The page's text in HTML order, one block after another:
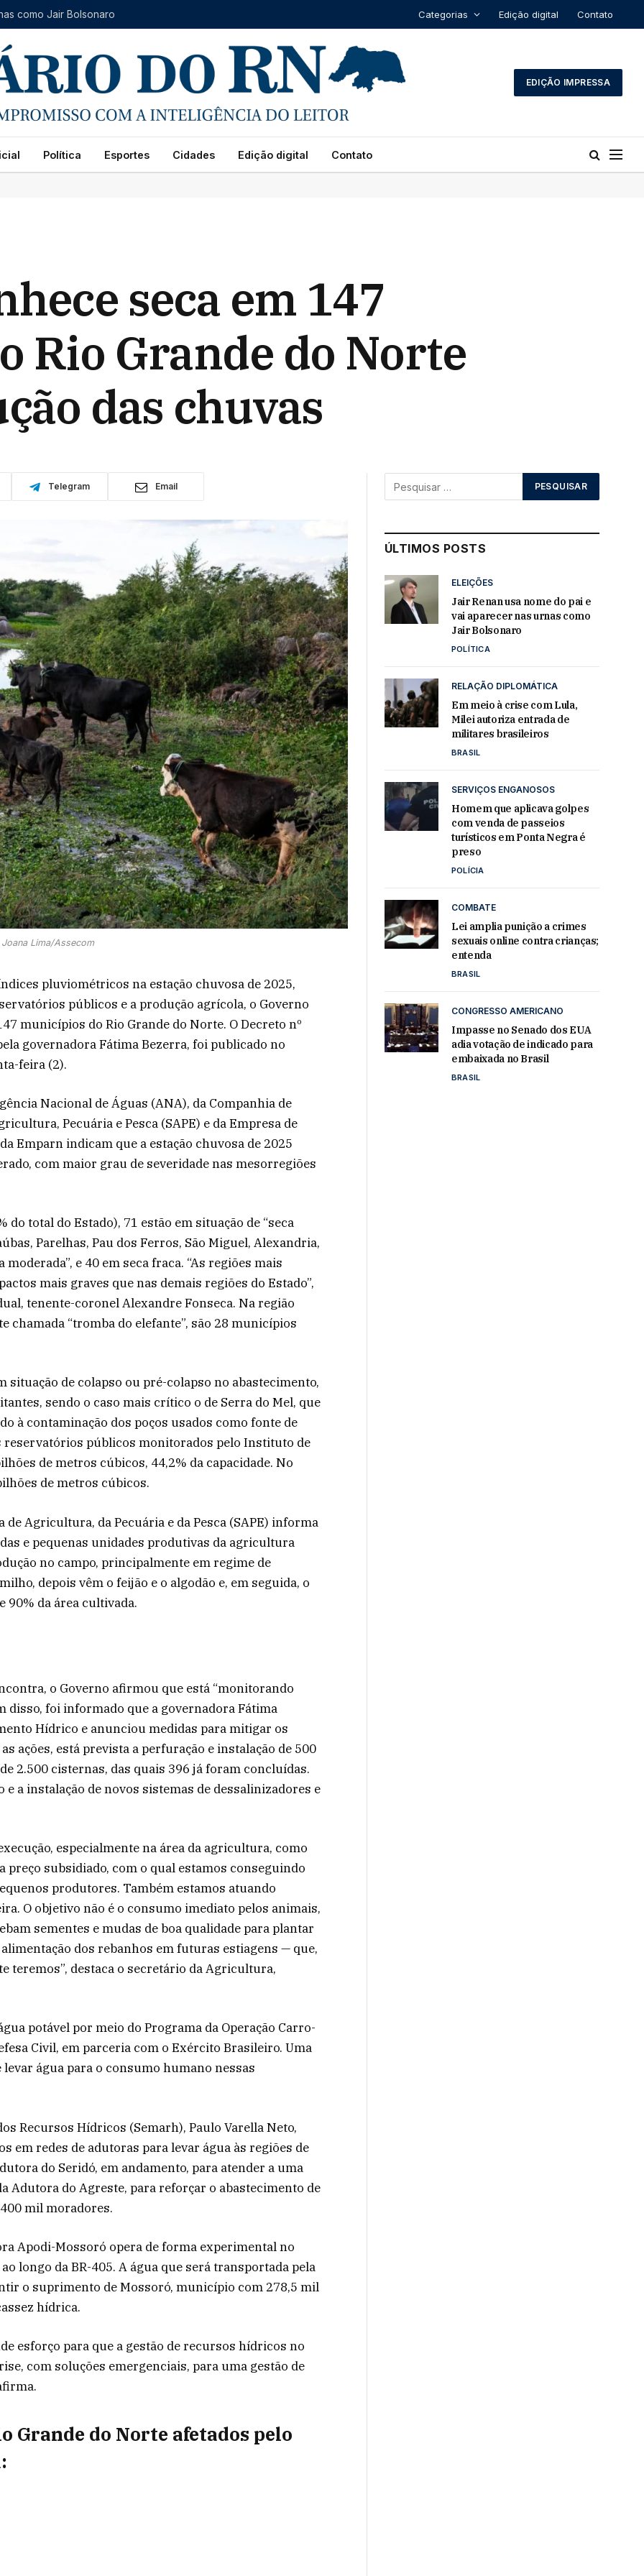
como Jair Bolsonaro Categorias Edição digital Contato
EDIÇÃO IMPRESSA
Política Esportes Cidades Edição digital Contato
seca em 147
Rio Grande do Norte
das chuvas
Telegram Email
Lima/Assecom
pluviométricos na estação chuvosa de 2025,
públicos e a produção agrícola, o Governo
municípios do Rio Grande do Norte. O Decreto nº
governadora Fátima Bezerra, foi publicado no
feira (2).
Nacional de Águas (ANA), da Companhia de
Pecuária e Pesca (SAPE) e da Empresa de
Emparn indicam que a estação chuvosa de 2025
com maior grau de severidade nas mesorregiões
total do Estado), 71 estão em situação de “seca
Parelhas, Pau dos Ferros, São Miguel, Alexandria,
e 40 em seca fraca. “As regiões mais
mais graves que nas demais regiões do Estado”,
tenente-coronel Alexandre Fonseca. Na região
chamada “tromba do elefante”, são 28 municípios
situação de colapso ou pré-colapso no abastecimento,
sendo o caso mais crítico o de Serra do Mel, que
à contaminação dos poços usados como fonte de
reservatórios públicos monitorados pelo Instituto de
de metros cúbicos, 44,2% da capacidade. No
de metros cúbicos.
Agricultura, da Pecuária e da Pesca (SAPE) informa
e pequenas unidades produtivas da agricultura
no campo, principalmente em regime de
depois vêm o feijão e o algodão e, em seguida, o
90% da área cultivada.
o Governo afirmou que está “monitorando
disso, foi informado que a governadora Fátima
Hídrico e anunciou medidas para mitigar os
ações, está prevista a perfuração e instalação de 500
2.500 cisternas, das quais 396 já foram concluídas.
a instalação de novos sistemas de dessalinizadores e
especialmente na área da agricultura, como
preço subsidiado, com o qual estamos conseguindo
produtores. Também estamos atuando
O objetivo não é o consumo imediato pelos animais,
sementes e mudas de boa qualidade para plantar
dos rebanhos em futuras estiagens — que,
teremos”, destaca o secretário da Agricultura,
potável por meio do Programa da Operação Carro-
Civil, em parceria com o Exército Brasileiro. Uma
água para o consumo humano nessas
Recursos Hídricos (Semarh), Paulo Varella Neto,
em redes de adutoras para levar água às regiões de
do Seridó, em andamento, para atender a uma
Adutora do Agreste, para reforçar o abastecimento de
mil moradores.
Apodi-Mossoró opera de forma experimental no
longo da BR-405. A água que será transportada pela
o suprimento de Mossoró, município com 278,5 mil
hídrica.
esforço para que a gestão de recursos hídricos no
com soluções emergenciais, para uma gestão de
Grande do Norte afetados pelo
ÚLTIMOS POSTS
ELEIÇÕES
Jair Renan usa nome do pai e
vai aparecer nas urnas como
Jair Bolsonaro
POLÍTICA
RELAÇÃO DIPLOMÁTICA
Em meio à crise com Lula,
Milei autoriza entrada de
militares brasileiros
BRASIL
SERVIÇOS ENGANOSOS
Homem que aplicava golpes
com venda de passeios
turísticos em Ponta Negra é
preso
POLÍCIA
COMBATE
Lei amplia punição a crimes
sexuais online contra crianças;
entenda
BRASIL
CONGRESSO AMERICANO
Impasse no Senado dos EUA
adia votação de indicado para
embaixada no Brasil
BRASIL